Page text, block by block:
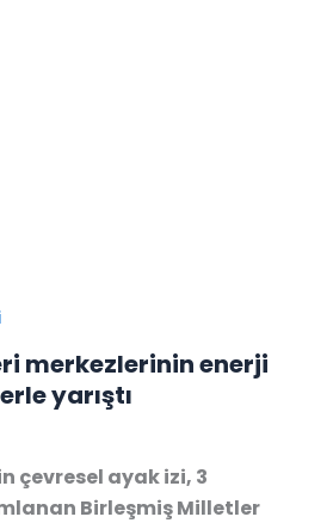
merkezlerinin enerji
yarıştı
çevresel ayak izi, 3
Birleşmiş Milletler